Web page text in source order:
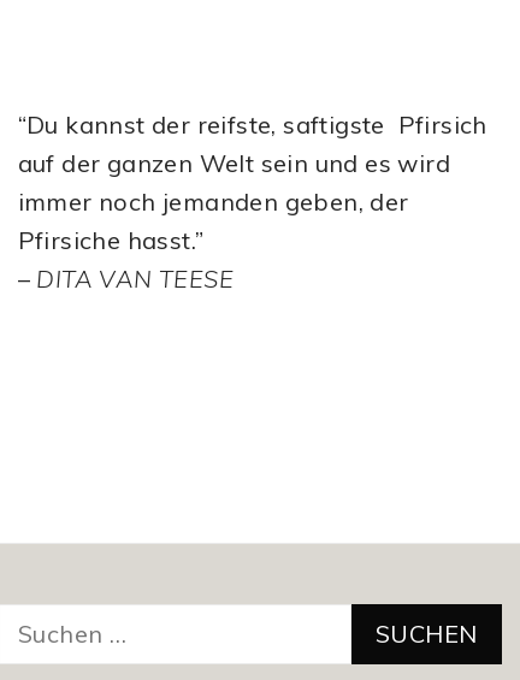
“Du kannst der reifste, saftigste Pfirsich
auf der ganzen Welt sein und es wird
immer noch jemanden geben, der
Pfirsiche hasst.”
– DITA VAN TEESE
nach: